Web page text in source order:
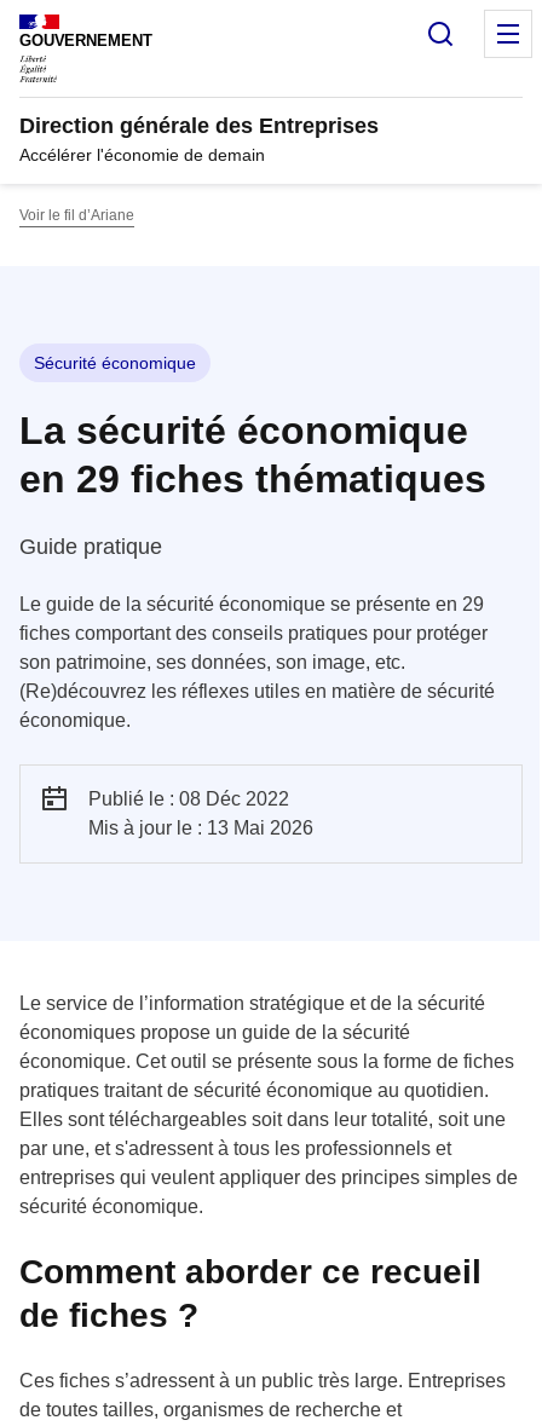
Panneau de gestion des cookies
GOUVERNEMENT
Direction générale des Entreprises
Accélérer l'économie de demain
Voir le fil d’Ariane
Sécurité économique
La sécurité économique
en 29 fiches thématiques
Guide pratique
Le guide de la sécurité économique se présente en 29
fiches comportant des conseils pratiques pour protéger
son patrimoine, ses données, son image, etc.
(Re)découvrez les réflexes utiles en matière de sécurité
économique.
Publié le : 08 Déc 2022
Mis à jour le : 13 Mai 2026
Le service de l’information stratégique et de la sécurité
économiques propose un guide de la sécurité
économique. Cet outil se présente sous la forme de fiches
pratiques traitant de sécurité économique au quotidien.
Elles sont téléchargeables soit dans leur totalité, soit une
par une, et s'adressent à tous les professionnels et
entreprises qui veulent appliquer des principes simples de
sécurité économique.
Comment aborder ce recueil
de fiches ?
Ces fiches s’adressent à un public très large. Entreprises
de toutes tailles, organismes de recherche et